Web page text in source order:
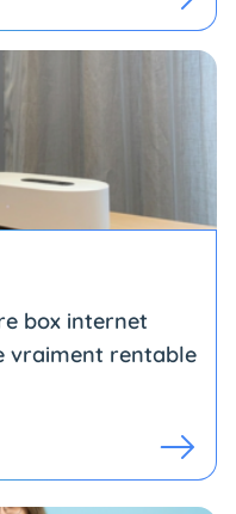
box internet
vraiment rentable